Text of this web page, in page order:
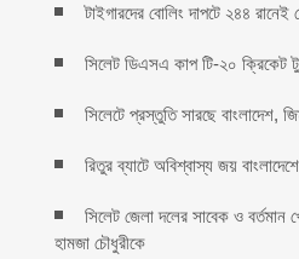
টাইগারদের বোলিং দাপটে ২৪৪
সিলেট ডিএসএ কাপ টি-২০ ক্রিকেট
সিলেটে প্রস্তুতি সারছে বাংলাদেশ,
রিতুর ব্যাটে অবিশ্বাস্য জয়
সিলেট জেলা দলের সাবেক ও বর্তমান
হামজা চৌধুরীকে